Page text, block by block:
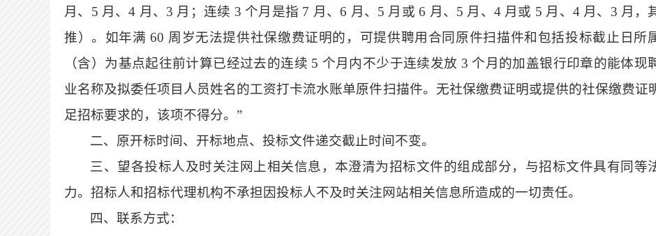
月、5 月、4 月、3 月；连续 3 个月是指 7 月、6 月、5 月或 6 月、5 月、4 月或 5 月、4 月、3 月，
推）。如年满 60 周岁无法提供社保缴费证明的，可提供聘用合同原件扫描件和包括投标截止日所
（含）为基点起往前计算已经过去的连续 5 个月内不少于连续发放 3 个月的加盖银行印章的能体现
业名称及拟委任项目人员姓名的工资打卡流水账单原件扫描件。无社保缴费证明或提供的社保缴费证
足招标要求的，该项不得分。”
二、原开标时间、开标地点、投标文件递交截止时间不变。
三、望各投标人及时关注网上相关信息，本澄清为招标文件的组成部分，与招标文件具有同等
力。招标人和招标代理机构不承担因投标人不及时关注网站相关信息所造成的一切责任。
四、联系方式：